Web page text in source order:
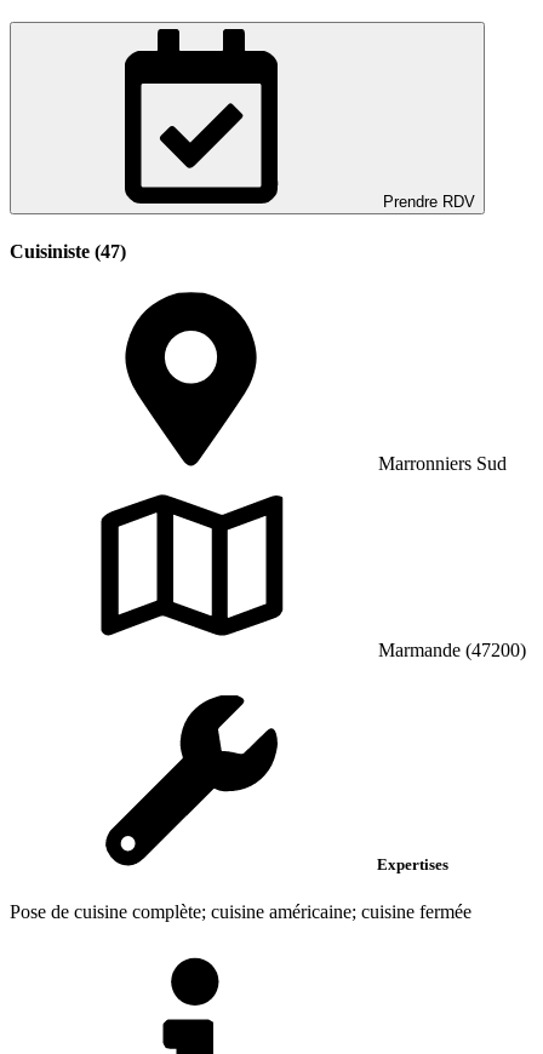
Prendre RDV
Cuisiniste (47)
Marronniers Sud
Marmande (47200)
Expertises
Pose de cuisine complète; cuisine américaine; cuisine fermée